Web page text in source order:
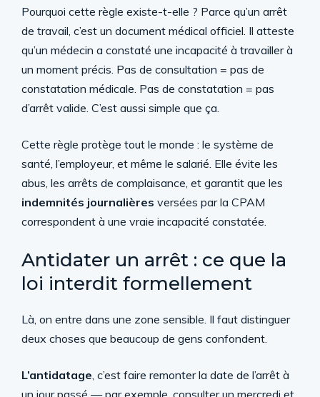
Pourquoi cette règle existe-t-elle ? Parce qu’un arrêt
de travail, c’est un document médical officiel. Il atteste
qu’un médecin a constaté une incapacité à travailler à
un moment précis. Pas de consultation = pas de
constatation médicale. Pas de constatation = pas
d’arrêt valide. C’est aussi simple que ça.
Cette règle protège tout le monde : le système de
santé, l’employeur, et même le salarié. Elle évite les
abus, les arrêts de complaisance, et garantit que les
indemnités journalières versées par la CPAM
correspondent à une vraie incapacité constatée.
Antidater un arrêt : ce que la
loi interdit formellement
Là, on entre dans une zone sensible. Il faut distinguer
deux choses que beaucoup de gens confondent.
L’antidatage, c’est faire remonter la date de l’arrêt à
un jour passé — par exemple, consulter un mercredi et